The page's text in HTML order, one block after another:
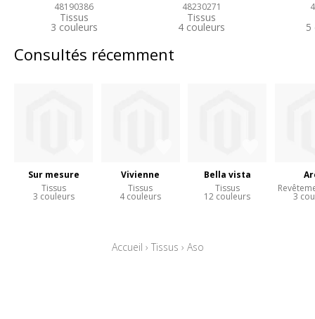
48190386
Tissus
3 couleurs
48230271
Tissus
4 couleurs 5
Consultés récemment
Sur mesure
Tissus
3 couleurs
Vivienne
Tissus
4 couleurs
Bella vista
Tissus
12 couleurs 3
Accueil › Tissus › Aso